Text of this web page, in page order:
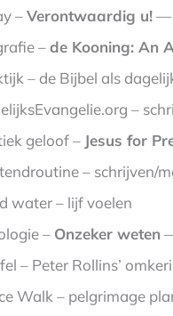
–Verontwaardig u!—
–de Kooning: An
– de Bijbel als
–
geloof – Jesus for
– schrijven/
water – lijf voelen
– Onzeker weten
– Peter Rollins’
Walk – pelgrimage